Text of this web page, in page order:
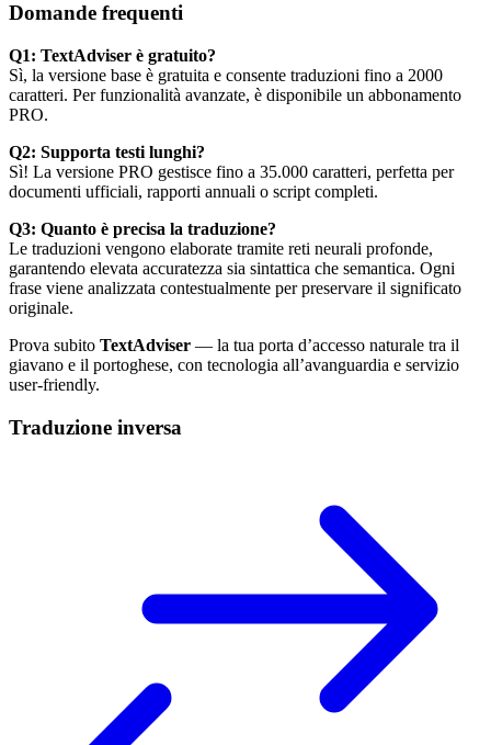
Domande frequenti
Q1: TextAdviser è gratuito?
Sì, la versione base è gratuita e consente traduzioni fino a 2000
caratteri. Per funzionalità avanzate, è disponibile un abbonamento
PRO.
Q2: Supporta testi lunghi?
Sì! La versione PRO gestisce fino a 35.000 caratteri, perfetta per
documenti ufficiali, rapporti annuali o script completi.
Q3: Quanto è precisa la traduzione?
Le traduzioni vengono elaborate tramite reti neurali profonde,
garantendo elevata accuratezza sia sintattica che semantica. Ogni
frase viene analizzata contestualmente per preservare il significato
originale.
Prova subito TextAdviser — la tua porta d’accesso naturale tra il
giavano e il portoghese, con tecnologia all’avanguardia e servizio
user-friendly.
Traduzione inversa